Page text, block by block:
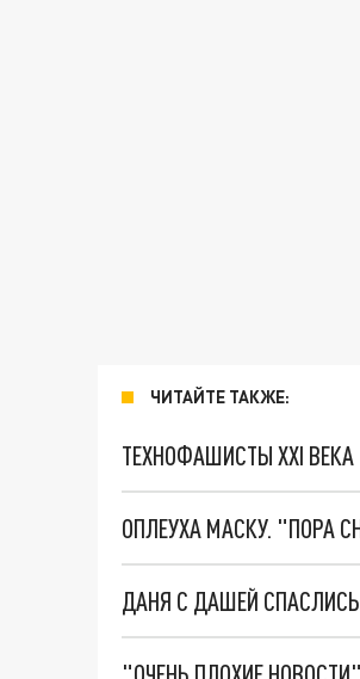
ЧИТАЙТЕ ТАКЖЕ:
ТЕХНОФАШИСТЫ XXI ВЕКА
ОПЛЕУХА МАСКУ. "ПОРА
ДАНЯ С ДАШЕЙ